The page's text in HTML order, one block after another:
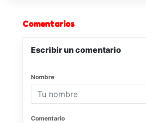
Comentarios
Escribir un comentario
Nombre
Comentario